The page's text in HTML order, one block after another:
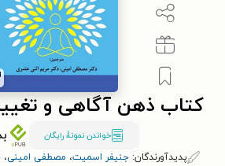
کتاب ذهن آگاهی و
خواندن نمونۀ رایگان
پدیدآورندگان: جنیفر اسمیت، مصطفی امینی،